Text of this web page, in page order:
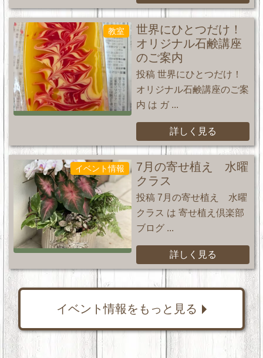
教室
世界にひとつだけ！
オリジナル石鹸講座
のご案内
投稿 世界にひとつだけ！
オリジナル石鹸講座のご案
内 は ガ ...
詳しく見る
イベント情報
7月の寄せ植え 水曜
クラス
投稿 7月の寄せ植え 水曜
クラス は 寄せ植え倶楽部
ブログ ...
詳しく見る
イベント情報をもっと見る